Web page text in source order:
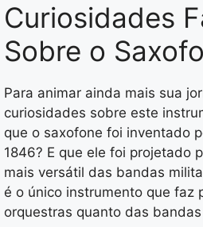
Curiosidades
Sobre o
Para animar ainda mais sua
curiosidades sobre este
que o saxofone foi inventado
1846? E que ele foi projetado
mais versátil das bandas
é o único instrumento que faz
orquestras quanto das